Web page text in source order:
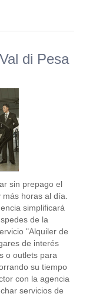
di Pesa
sin prepago el
horas al día.
simplificará
de la
"Alquiler de
de interés
o outlets para
su tiempo
con la agencia
servicios de